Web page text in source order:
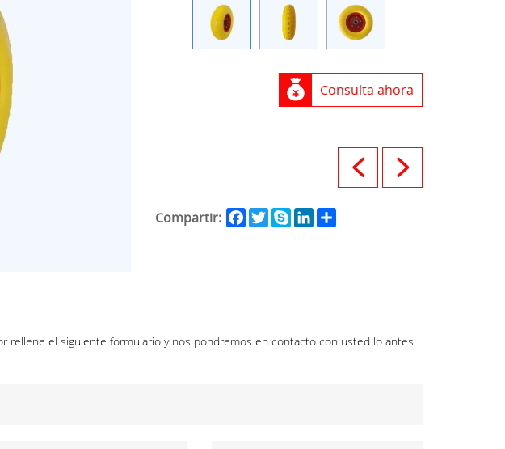
Consulta ahora
Compartir: Facebook
Twitter
SkypeLinkedIn
Share
rellene el siguiente formulario y nos pondremos en contacto con usted lo antes